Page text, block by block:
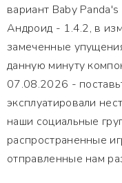
вариант Baby
Андроид - 1.4.2, в
замеченные
данную минуту
07.08.2026 -
эксплуатировали
наши социальные
распространенные
отправленные нам